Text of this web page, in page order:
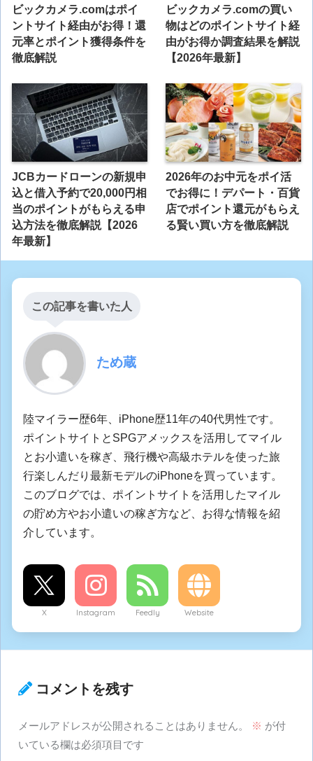
ビックカメラ.comはポイ
ントサイト経由がお得！還
元率とポイント獲得条件を
徹底解説
ビックカメラ.comの買い
物はどのポイントサイト経
由がお得か調査結果を解説
【2026年最新】
JCBカードローンの新規申
込と借入予約で20,000円相
当のポイントがもらえる申
込方法を徹底解説【2026
年最新】
2026年のお中元をポイ活
でお得に！デパート・百貨
店でポイント還元がもらえ
る賢い買い方を徹底解説
この記事を書いた人
ため蔵
陸マイラー歴6年、iPhone歴11年の40代男性です。
ポイントサイトとSPGアメックスを活用してマイル
とお小遣いを稼ぎ、飛行機や高級ホテルを使った旅
行楽しんだり最新モデルのiPhoneを買っています。
このブログでは、ポイントサイトを活用したマイル
の貯め方やお小遣いの稼ぎ方など、お得な情報を紹
介しています。
X Instagram Feedly Website
コメントを残す
メールアドレスが公開されることはありません。 ※ が付
いている欄は必須項目です